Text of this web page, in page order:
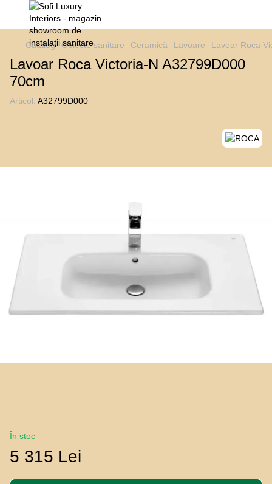
Catalog Obiecte sanitare Ceramică Lavoare Lavoar Roca
Lavoar Roca Victoria-N A32799D000
70cm
Articol: A32799D000
În stoc
5 315 Lei